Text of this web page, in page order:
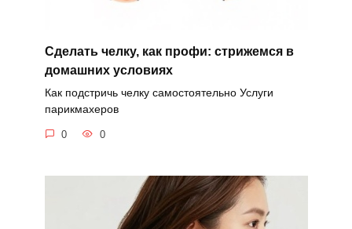
Сделать челку, как профи: стрижемся в
домашних условиях
Как подстричь челку самостоятельно Услуги
парикмахеров
0 0